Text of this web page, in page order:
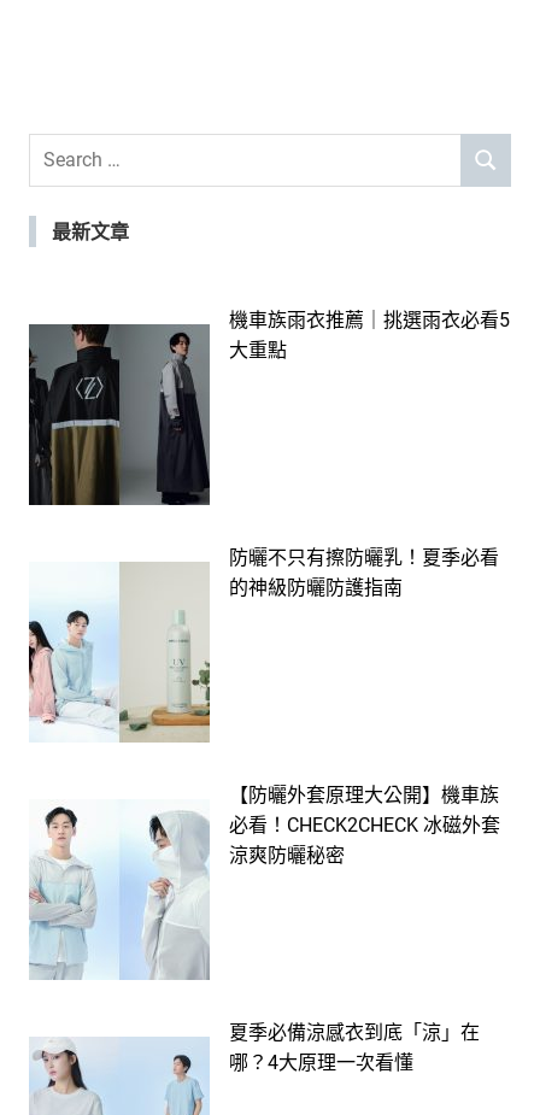
Search
SEARCH
最新文章
機車族雨衣推薦｜挑選雨衣必看5
大重點
防曬不只有擦防曬乳！夏季必看
的神級防曬防護指南
【防曬外套原理大公開】機車族
必看！CHECK2CHECK 冰磁外套
涼爽防曬秘密
夏季必備涼感衣到底「涼」在
哪？4大原理一次看懂